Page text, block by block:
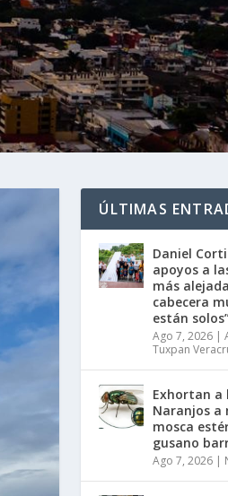
ÚLTIMAS
Daniel
apoyos a
más
cabecera
están
Ago 7, 2026 |
Tuxpan
Exhortan a
Naranjos a
mosca
gusano
Ago 7, 2026 |